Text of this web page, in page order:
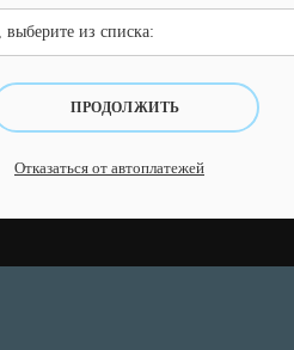
из списка:
ПРОДОЛЖИТЬ
Отказаться от автоплатежей